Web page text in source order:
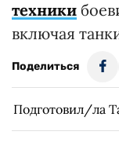
техники
включая
Поделиться
Подготовил/ла